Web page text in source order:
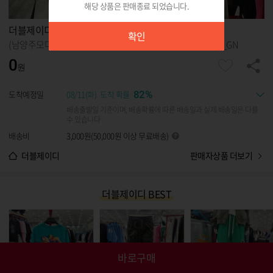
해당 상품은 판매종료 되었습니다.
확인